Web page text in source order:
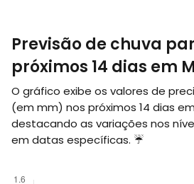
Previsão de chuva
próximos 14 dias em
O gráfico exibe os valores de
(em mm) nos próximos 14 dias
destacando as variações nos
em datas específicas. ☔